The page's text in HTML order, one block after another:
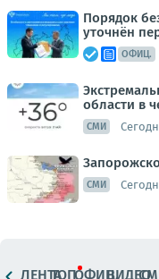
Порядок
уточнён
ОФИЦ.
области в
СМИ
СМИ
ЛЕНТАТОПОФИЦ.ВИДЕО